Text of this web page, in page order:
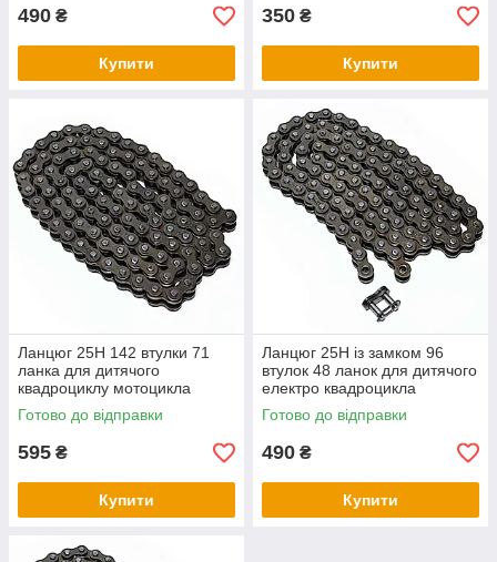
490 ₴
Купити
350 ₴
Купити
Ланцюг 25H 142 втулки 71
ланка для дитячого
квадроциклу мотоцикла
Готово до відправки
595 ₴
Купити
Ланцюг 25H із замком 96
втулок 48 ланок для дитячого
електро квадроцикла
Готово до відправки
490 ₴
Купити